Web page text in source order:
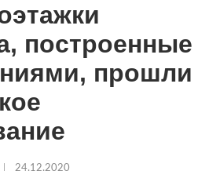
построенные
прошли
24.12.2020